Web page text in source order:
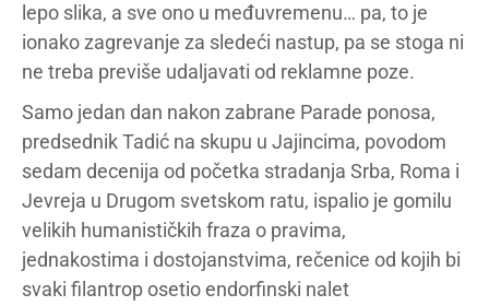
lepo slika, a sve ono u međuvremenu… pa, to je
ionako zagrevanje za sledeći nastup, pa se stoga ni
ne treba previše udaljavati od reklamne poze.
Samo jedan dan nakon zabrane Parade ponosa,
predsednik Tadić na skupu u Jajincima, povodom
sedam decenija od početka stradanja Srba, Roma i
Jevreja u Drugom svetskom ratu, ispalio je gomilu
velikih humanističkih fraza o pravima,
jednakostima i dostojanstvima, rečenice od kojih bi
svaki filantrop osetio endorfinski nalet